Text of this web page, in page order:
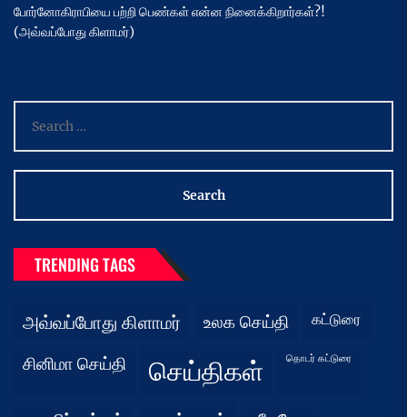
போர்னோகிராபியை பற்றி பெண்கள் என்ன நினைக்கிறார்கள்?!
(அவ்வப்போது கிளாமர்)
for:
TRENDING TAGS
அவ்வப்போது கிளாமர் உலக செய்தி கட்டுரை
சினிமா செய்தி செய்திகள் தொடர் கட்டுரை